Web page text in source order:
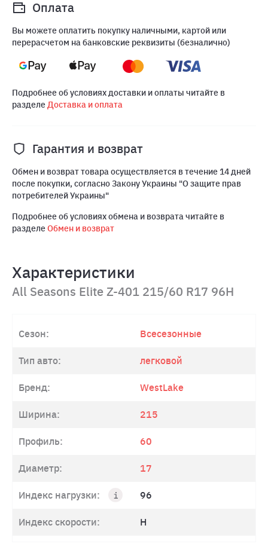
Оплата
Вы можете оплатить покупку наличными, картой или
перерасчетом на банковские реквизиты (безналично)
Подробнее об условиях доставки и оплаты читайте в
разделеДоставка и оплата
Гарантия и возврат
Обмен и возврат товара осуществляется в течение 14 дней
после покупки, согласно Закону Украины "О защите прав
потребителей Украины"
Подробнее об условиях обмена и возврата читайте в
разделеОбмен и возврат
Характеристики
All Seasons Elite Z-401 215/60 R17 96H
Сезон: Всесезонные
Тип авто: легковой
Бренд: WestLake
Ширина: 215
Профиль: 60
Диаметр: 17
Индекс нагрузки: 96
Индекс скорости: H